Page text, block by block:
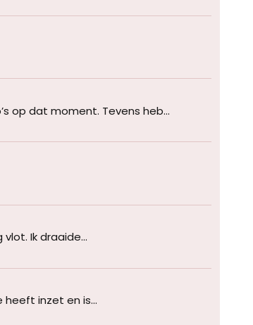
op dat moment. Tevens heb...
Ik draaide...
inzet en is...